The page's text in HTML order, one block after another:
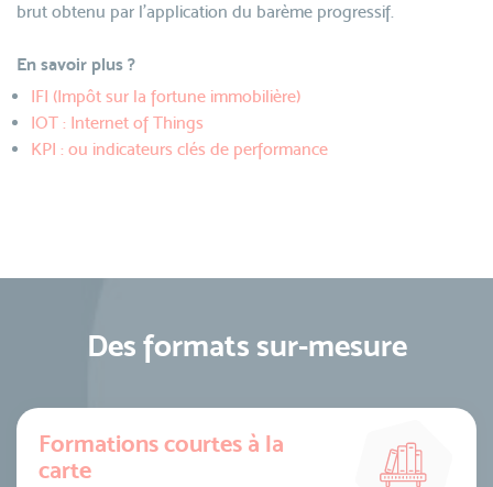
brut obtenu par l’application du barème progressif.
En savoir plus ?
IFI (Impôt sur la fortune immobilière)
IOT : Internet of Things
KPI : ou indicateurs clés de performance
Des formats sur-mesure
Formations courtes à la
carte